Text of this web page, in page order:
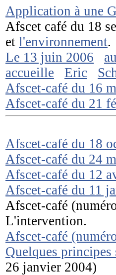
Application à une
Afscet café du 18
et l'environnement.
Le 13 juin 2006
accueille
Eric
Afscet-café du 16
Afscet-café du 21
Afscet-café du 18
Afscet-café du 24
Afscet-café du 12
Afscet-café du 11
Afscet-café
L'intervention.
Afscet-café
Quelques
26 janvier 2004)